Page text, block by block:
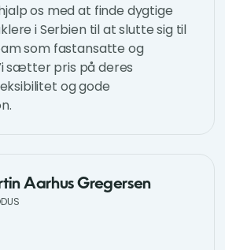
os med at finde dygtige
i Serbien til at slutte sig til
som fastansatte og
sætter pris på deres
og gode
Aarhus Gregersen